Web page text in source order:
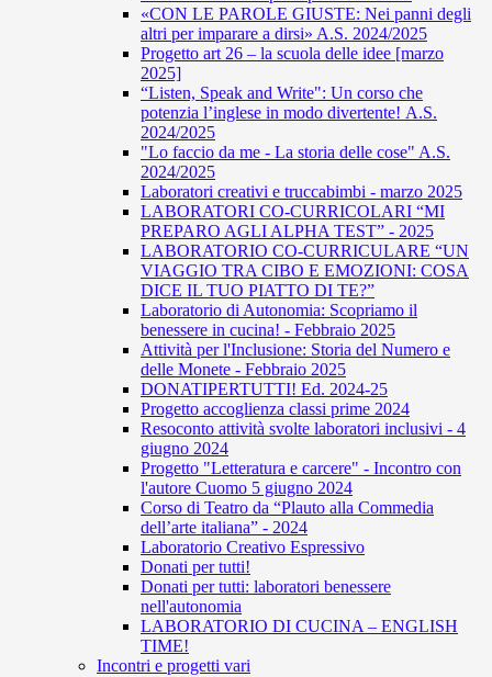
«CON LE PAROLE GIUSTE: Nei panni degli
altri per imparare a dirsi» A.S. 2024/2025
Progetto art 26 – la scuola delle idee [marzo
2025]
“Listen, Speak and Write": Un corso che
potenzia l’inglese in modo divertente! A.S.
2024/2025
"Lo faccio da me - La storia delle cose" A.S.
2024/2025
Laboratori creativi e truccabimbi - marzo 2025
LABORATORI CO-CURRICOLARI “MI
PREPARO AGLI ALPHA TEST” - 2025
LABORATORIO CO-CURRICULARE “UN
VIAGGIO TRA CIBO E EMOZIONI: COSA
DICE IL TUO PIATTO DI TE?”
Laboratorio di Autonomia: Scopriamo il
benessere in cucina! - Febbraio 2025
Attività per l'Inclusione: Storia del Numero e
delle Monete - Febbraio 2025
DONATIPERTUTTI! Ed. 2024-25
Progetto accoglienza classi prime 2024
Resoconto attività svolte laboratori inclusivi - 4
giugno 2024
Progetto "Letteratura e carcere" - Incontro con
l'autore Cuomo 5 giugno 2024
Corso di Teatro da “Plauto alla Commedia
dell’arte italiana” - 2024
Laboratorio Creativo Espressivo
Donati per tutti!
Donati per tutti: laboratori benessere
nell'autonomia
LABORATORIO DI CUCINA – ENGLISH
TIME!
Incontri e progetti vari